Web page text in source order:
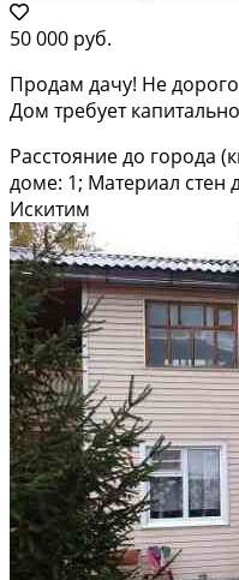
50 000 руб.
Продам дачу! Не
Дом требует
Расстояние до города
доме: 1; Материал стен
Искитим